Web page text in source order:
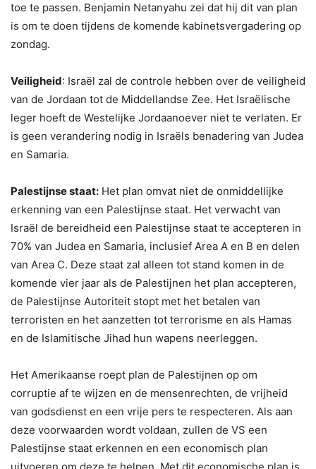
toe te passen. Benjamin Netanyahu zei dat hij dit van plan
is om te doen tijdens de komende kabinetsvergadering op
zondag.
Veiligheid: Israël zal de controle hebben over de veiligheid
van de Jordaan tot de Middellandse Zee. Het Israëlische
leger hoeft de Westelijke Jordaanoever niet te verlaten. Er
is geen verandering nodig in Israëls benadering van Judea
en Samaria.
Palestijnse staat: Het plan omvat niet de onmiddellijke
erkenning van een Palestijnse staat. Het verwacht van
Israël de bereidheid een Palestijnse staat te accepteren in
70% van Judea en Samaria, inclusief Area A en B en delen
van Area C. Deze staat zal alleen tot stand komen in de
komende vier jaar als de Palestijnen het plan accepteren,
de Palestijnse Autoriteit stopt met het betalen van
terroristen en het aanzetten tot terrorisme en als Hamas
en de Islamitische Jihad hun wapens neerleggen.
Het Amerikaanse roept plan de Palestijnen op om
corruptie af te wijzen en de mensenrechten, de vrijheid
van godsdienst en een vrije pers te respecteren. Als aan
deze voorwaarden wordt voldaan, zullen de VS een
Palestijnse staat erkennen en een economisch plan